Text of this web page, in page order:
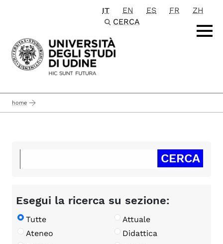
Passa al contenuto principale
IT EN ES FR
ZH
CERCA
home
Esegui la ricerca su sezione:
Tutte
Attuale
Ateneo
Didattica